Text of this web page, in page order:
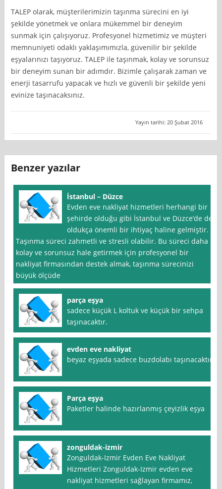
TALEP olarak, müşterilerimizin taşınma sürecini en iyi
şekilde yönetmek ve onlara mükemmel bir deneyim
sunmak için çalışıyoruz. Profesyonel hizmetimiz ve müşteri
memnuniyeti odaklı yaklaşımımızla, güvenilir bir şekilde
eşyalarınızı taşıyoruz. TALEP ile taşınmak, kolay ve sorunsuz
bir deneyim sunan bir adımdır. Bizimle çalışarak zaman ve
enerji tasarrufu yapacak ve hızlı ve güvenli bir şekilde yeni
evinize taşınacaksınız.
Yayın tarihi: 20 Şubat 2016
Benzer yazılar
İstanbul – Düzce
Evden eve nakliyat hizmetleri herhangi bir
şehirde olduğu gibi İstanbul ve Düzce’de de
oldukça önemli bir ihtiyaç haline gelmiştir.
Taşınma süreci zahmetli ve stresli olabilir. Bu süreci daha
kolay ve sorunsuz hale getirmek için profesyonel bir
nakliyat firmasından destek almak, taşınma sürecinizi
büyük ölçüde
parça eşya
sadece küçük L koltuk ve küçük bir sehpa
taşınacaktır.
evden eve nakliyat
beyaz eşyada sadece buzdolabı taşınacaktır
Parça eşya
Paketler halinde hazırlanmış çeyizlik eşya
zonguldak-izmir
Zonguldak-Izmir Evden Eve Nakliyat
Hizmetleri Zonguldak-Izmir evden eve
nakliyat hizmetleri sağlayan firmamız,